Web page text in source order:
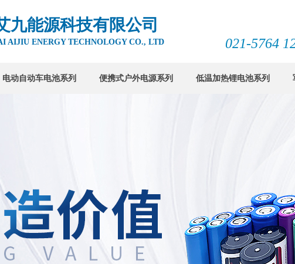
九能源科技有限公司
AIJIU ENERGY TECHNOLOGY CO., LTD 021-5764
电动自动车电池系列 便携式户外电源系列 低温加热锂电池系列